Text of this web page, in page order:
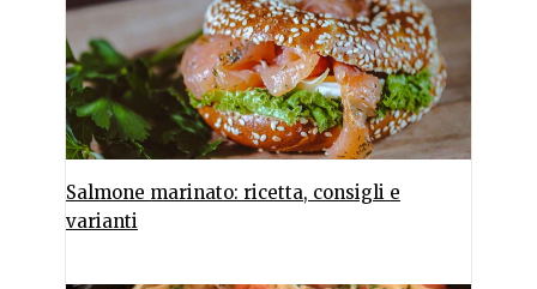
Salmone marinato: ricetta, consigli e
varianti